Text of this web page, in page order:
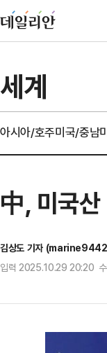
세계
아시아/호주미국/중남
中, 미국
김상도 기자
입력 2025.10.29 20:20